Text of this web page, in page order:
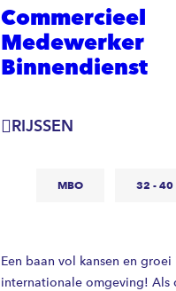
Commercieel
Medewerker
Binnendienst
RIJSSEN
MBO 32 - 40
Een baan vol kansen en groei
internationale omgeving! Als